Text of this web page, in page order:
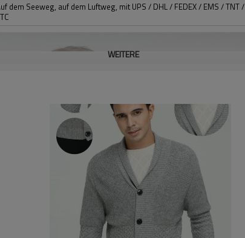
dem Seeweg, auf dem Luftweg, mit UPS / DHL / FEDEX / EMS / TNT /
WEITERE